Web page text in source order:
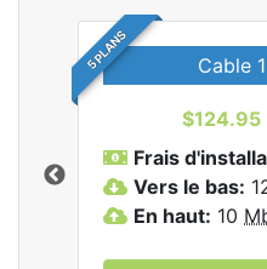
5 PLANS Cable
$124.95
Frais
Vers le bas:
En haut: 10